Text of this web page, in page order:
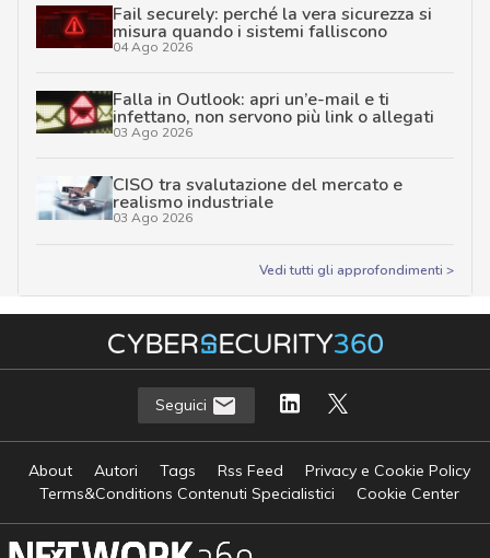
Fail securely: perché la vera sicurezza si
misura quando i sistemi falliscono
04 Ago 2026
Falla in Outlook: apri un’e-mail e ti
infettano, non servono più link o allegati
03 Ago 2026
CISO tra svalutazione del mercato e
realismo industriale
03 Ago 2026
Vedi tutti gli approfondimenti >
Seguici
About Autori Tags Rss Feed
Privacy e Cookie Policy
Terms&Conditions Contenuti Specialistici
Cookie Center